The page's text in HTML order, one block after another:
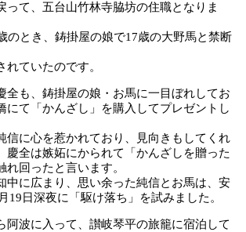
って、五台山竹林寺脇坊の住職となりま
のとき、鋳掛屋の娘で17歳の大野馬と禁断
ていたのです。
全も、鋳掛屋の娘・お馬に一目ぼれしてお
にて「かんざし」を購入してプレゼントし
信に心を惹かれており、見向きもしてくれ
慶全は嫉妬にかられて「かんざしを贈った
回ったと言います。
中に広まり、思い余った純信とお馬は、安
19日深夜に「駆け落ち」を試みました。
阿波に入って、讃岐琴平の旅籠に宿泊して